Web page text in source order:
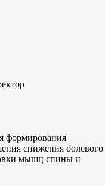
формирования
снижения болевого
мышц спины и